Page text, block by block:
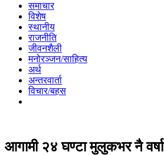
समाचार
विशेष
स्थानीय
राजनीति
जीवनशैली
मनोरञ्जन/साहित्य
अर्थ
अन्तरवार्ता
विचार/बहस
आगामी २४ घण्टा मुलुकभर नै वर्षा